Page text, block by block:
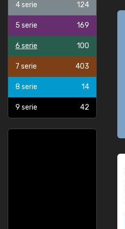
4 serie 124
5 serie 169
6 serie 100
7 serie 403
8 serie 14
9 serie 42